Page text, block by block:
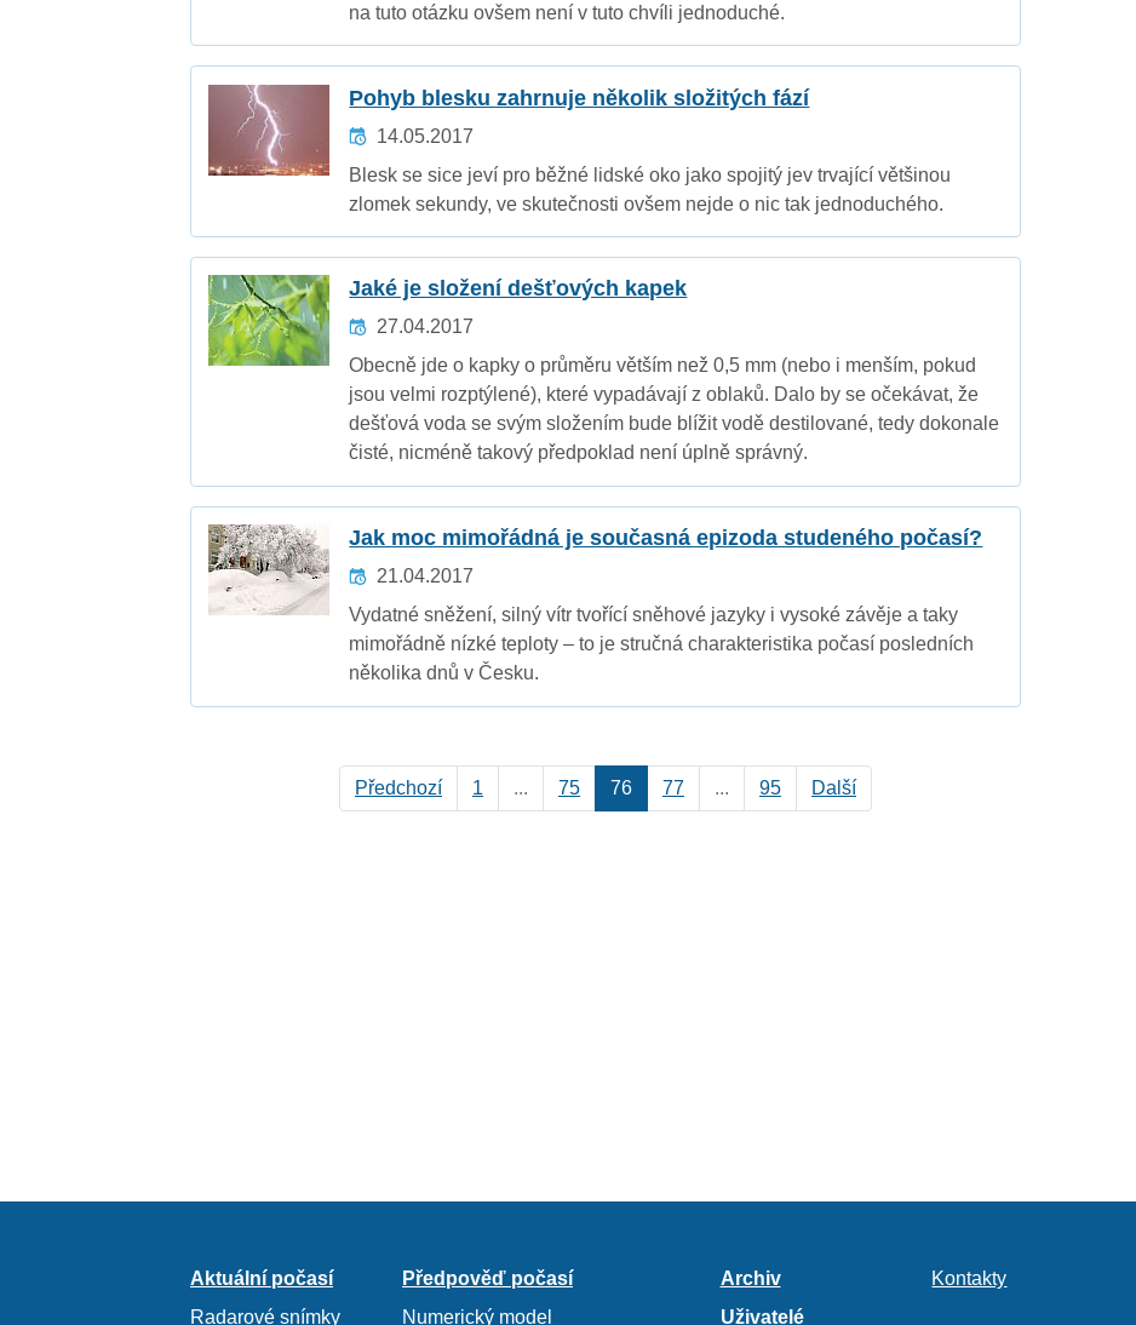
na tuto otázku ovšem není v tuto chvíli jednoduché.
Pohyb blesku zahrnuje několik složitých fází
14.05.2017
Blesk se sice jeví pro běžné lidské oko jako spojitý jev trvající většinou
zlomek sekundy, ve skutečnosti ovšem nejde o nic tak jednoduchého.
Jaké je složení dešťových kapek
27.04.2017
Obecně jde o kapky o průměru větším než 0,5 mm (nebo i menším, pokud
jsou velmi rozptýlené), které vypadávají z oblaků. Dalo by se očekávat, že
dešťová voda se svým složením bude blížit vodě destilované, tedy dokonale
čisté, nicméně takový předpoklad není úplně správný.
Jak moc mimořádná je současná epizoda studeného počasí?
21.04.2017
Vydatné sněžení, silný vítr tvořící sněhové jazyky i vysoké závěje a taky
mimořádně nízké teploty – to je stručná charakteristika počasí posledních
několika dnů v Česku.
Předchozí 1 ... 75 76 77 ... 95 Další
Aktuální počasí
Radarové snímky
Předpověď počasí
Numerický model
Archiv
Uživatelé
Kontakty